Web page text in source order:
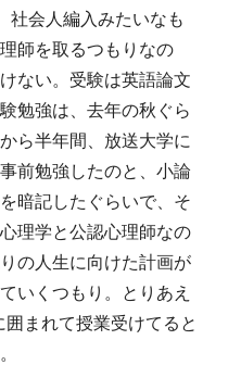
社会人編入みたいなも
師を取るつもりなの
ない。受験は英語論文
勉強は、去年の秋ぐら
ら半年間、放送大学に
前勉強したのと、小論
暗記したぐらいで、そ
理学と公認心理師なの
の人生に向けた計画が
いくつもり。とりあえ
まれて授業受けてると